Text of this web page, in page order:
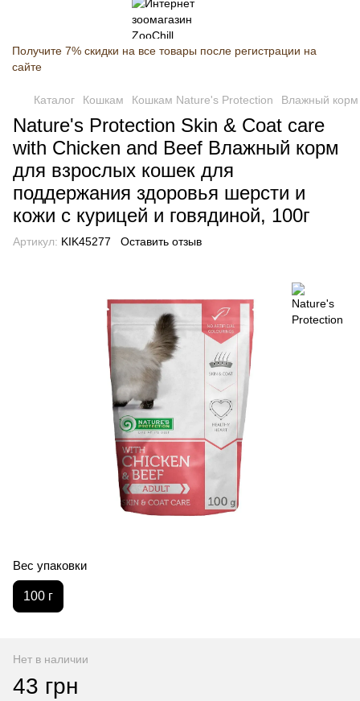
Получите 7% скидки на все товары после регистрации на
сайте
Каталог Кошкам Кошкам Nature's Protection Влажный корм
Nature's Protection Skin & Сoat care
with Chicken and Beef Влажный корм
для взрослых кошек для
поддержания здоровья шерсти и
кожи с курицей и говядиной, 100г
Артикул: KIK45277 Оставить отзыв
Вес упаковки
100 г
Нет в наличии
43 грн